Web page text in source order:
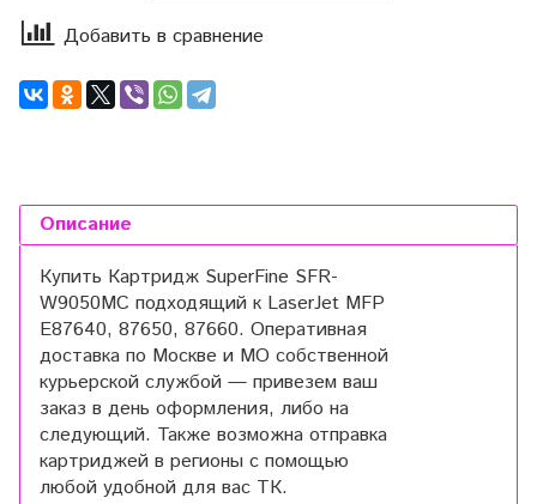
Добавить в сравнение
Описание
Купить Картридж SuperFine SFR-
W9050MC подходящий к LaserJet MFP
E87640, 87650, 87660. Оперативная
доставка по Москве и МО собственной
курьерской службой — привезем ваш
заказ в день оформления, либо на
следующий. Также возможна отправка
картриджей в регионы с помощью
любой удобной для вас ТК.